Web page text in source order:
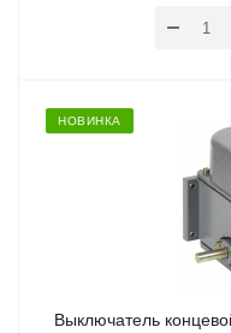
НОВИНКА
Выключатель